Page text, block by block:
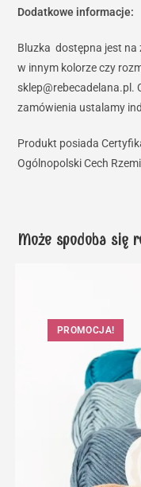
Dodatkowe informacje:
Bluzka dostępna jest na
w innym kolorze czy
sklep@rebecadelana.pl.
zamówienia ustalamy
Produkt posiada
Ogólnopolski Cech
Może spodoba się
PROMOCJA!